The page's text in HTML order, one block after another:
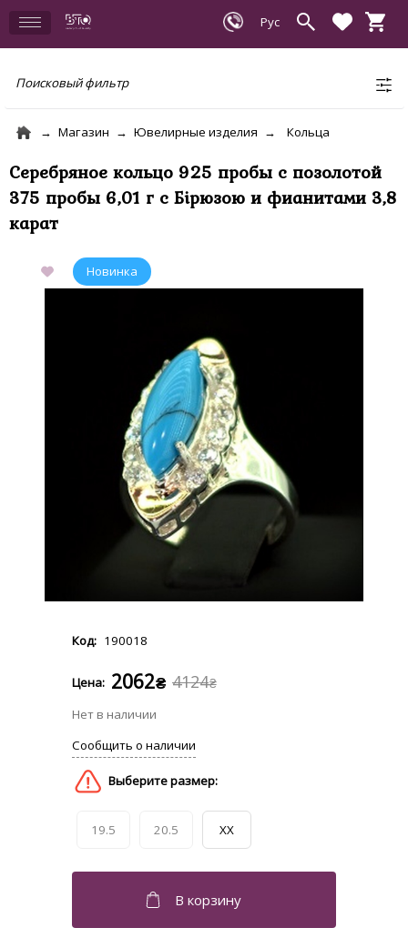
Поисковый фильтр
Магазин Ювелирные изделия Кольца
Серебряное кольцо 925 пробы с позолотой
375 пробы 6,01 г с Бірюзою и фианитами 3,8
карат
190018
4124₴
2062₴
19.5 20.5 XX